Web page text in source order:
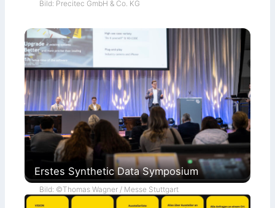
Bild: Precitec GmbH & Co. KG
Erstes Synthetic Data Symposium
Bild: ©Thomas Wagner / Messe Stuttgart